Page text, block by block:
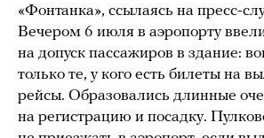
«Фонтанка», ссылаясь на пресс-
Вечером 6 июля в аэропорту
на допуск пассажиров в здание:
только те, у кого есть билеты на
рейсы. Образовались длинные
на регистрацию и посадку.